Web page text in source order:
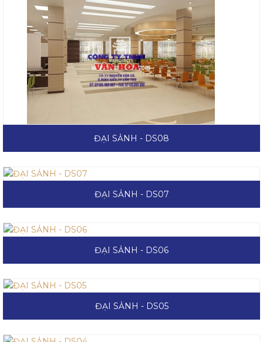
ĐẠI SẢNH - DS08
ĐẠI SẢNH - DS07
ĐẠI SẢNH - DS06
ĐẠI SẢNH - DS05